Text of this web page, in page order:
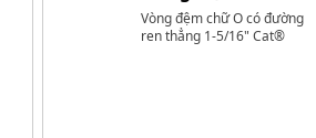
Vòng đệm chữ O có đường
ren thẳng 1-5/16" Cat®